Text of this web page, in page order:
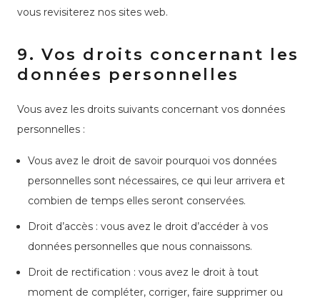
vous revisiterez nos sites web.
9. Vos droits concernant les
données personnelles
Vous avez les droits suivants concernant vos données
personnelles :
Vous avez le droit de savoir pourquoi vos données
personnelles sont nécessaires, ce qui leur arrivera et
combien de temps elles seront conservées.
Droit d’accès : vous avez le droit d’accéder à vos
données personnelles que nous connaissons.
Droit de rectification : vous avez le droit à tout
moment de compléter, corriger, faire supprimer ou